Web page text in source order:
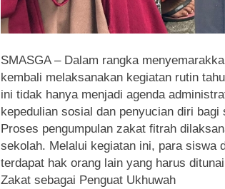
SMASGA – Dalam rangka
kembali melaksanakan kegiatan rutin
ini tidak hanya menjadi agenda
kepedulian sosial dan penyucian diri bagi
Proses pengumpulan zakat fitrah
sekolah. Melalui kegiatan ini, para siswa
terdapat hak orang lain yang harus
Zakat sebagai Penguat Ukhuwah